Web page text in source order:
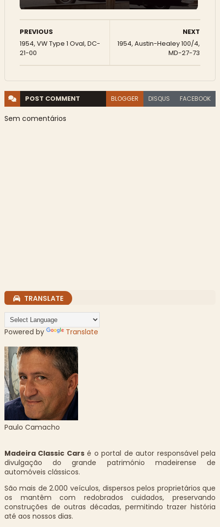
NEXT
1954, Austin-Healey 100/4,
MD-27-73
PREVIOUS
1954, VW Type 1 Oval, DC-
21-00
POST COMMENT BLOGGER DISQUS FACEBOOK
Sem comentários
TRANSLATE
Powered by Translate
Paulo Camacho
Madeira Classic Carsé o portal de autor responsável pela
divulgação do grande património madeirense de
automóveis clássicos.
São mais de 2.000 veículos, dispersos pelos proprietários que
os mantêm com redobrados cuidados, preservando
construções de outras décadas, permitindo trazer história
até aos nossos dias.